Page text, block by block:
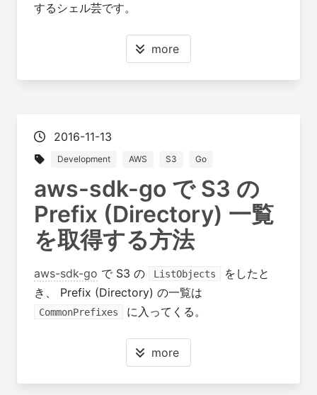
するシェル芸です。
more
2016-11-13
Development AWS S3 Go
aws-sdk-go で S3 の
Prefix (Directory) 一覧
を取得する方法
aws-sdk-go で S3 の ListObjects
をしたと
き、 Prefix (Directory) の一覧は
CommonPrefixes に入ってくる。
more